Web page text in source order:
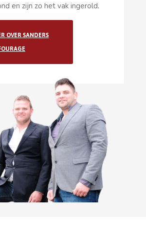
en zijn zo het vak ingerold.
OVER SANDERS